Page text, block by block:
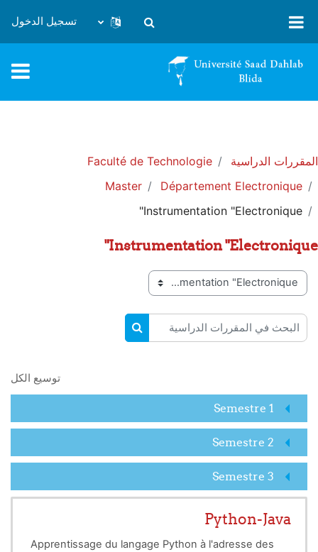
تبديل إدخال البحث
تسجيل الدخول
المقررات الدراسية
Faculté de Technologie
Département Electronique
Master
Instrumentation "Electronique"
Instrumentation "Electronique"
تصنيفات المقررات
البحث في المقررات الدراسية
البحث في المقررات الدراسية
توسيع الكل
Semestre 1
Semestre 2
Semestre 3
Python-Java
Apprentissage du langage Python à l'adresse des